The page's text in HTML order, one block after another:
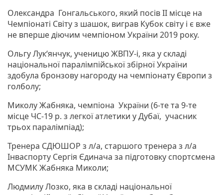
Олександра Гонгальського, який посів ІІ місце на
Чемпіонаті Світу з шашок, виграв Кубок світу і є вже
не вперше діючим чемпіоном України 2019 року.
Ольгу Лук‘янчук, ученицю ЖВПУ-і, яка у складі
національної паралімпійської збірної України
здобула бронзову нагороду на чемпіонату Європи з
голболу;
Миколу Жабняка, чемпіона України (6-те та 9-те
місце ЧС-19 р. з легкої атлетики у Дубаї, учасник
трьох паралімпіад);
Тренера СДЮШОР з л/а, старшого тренера з л/а
Інваспорту Сергія Єдинача за підготовку спортсмена
МСУМК Жабняка Миколи;
Людмилу Лозко, яка в складі національної